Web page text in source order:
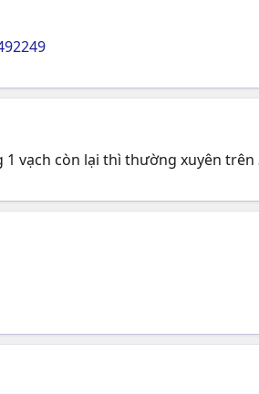
vạch còn lại thì thường xuyên trên